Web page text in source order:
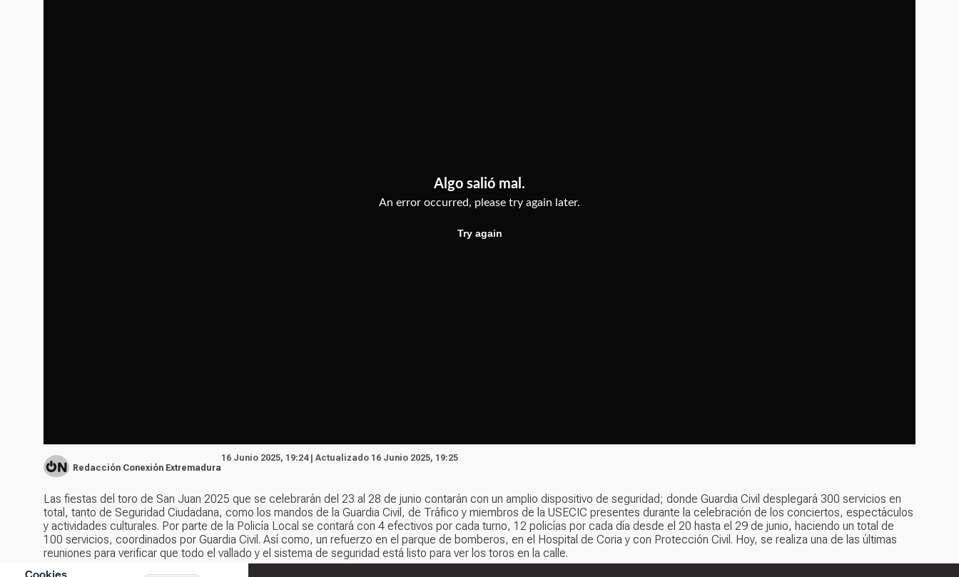
Redacción Conexión Extremadura
16 Junio 2025, 19:24 | Actualizado 16 Junio 2025, 19:25
Las fiestas del toro de San Juan 2025 que se celebrarán del 23 al 28 de junio contarán con un amplio dispositivo de seguridad; donde Guardia Civil desplegará 300 servicios en
total, tanto de Seguridad Ciudadana, como los mandos de la Guardia Civil, de Tráfico y miembros de la USECIC presentes durante la celebración de los conciertos, espectáculos
y actividades culturales. Por parte de la Policía Local se contará con 4 efectivos por cada turno, 12 policías por cada día desde el 20 hasta el 29 de junio, haciendo un total de
100 servicios, coordinados por Guardia Civil. Así como, un refuerzo en el parque de bomberos, en el Hospital de Coria y con Protección Civil. Hoy, se realiza una de las últimas
reuniones para verificar que todo el vallado y el sistema de seguridad está listo para ver los toros en la calle.